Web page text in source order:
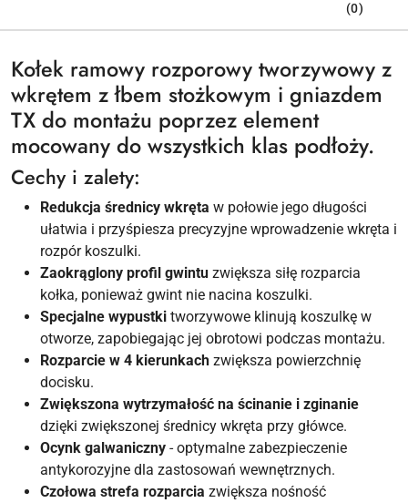
(0)
Kołek ramowy rozporowy tworzywowy z
wkrętem z łbem stożkowym i gniazdem
TX do montażu poprzez element
mocowany do wszystkich klas podłoży.
Cechy i zalety:
Redukcja średnicy wkręta w połowie jego długości
ułatwia i przyśpiesza precyzyjne wprowadzenie wkręta i
rozpór koszulki.
Zaokrąglony profil gwintu zwiększa siłę rozparcia
kołka, ponieważ gwint nie nacina koszulki.
Specjalne wypustki tworzywowe klinują koszulkę w
otworze, zapobiegając jej obrotowi podczas montażu.
Rozparcie w 4 kierunkach zwiększa powierzchnię
docisku.
Zwiększona wytrzymałość na ścinanie i zginanie
dzięki zwiększonej średnicy wkręta przy główce.
Ocynk galwaniczny - optymalne zabezpieczenie
antykorozyjne dla zastosowań wewnętrznych.
Czołowa strefa rozparcia zwiększa nośność